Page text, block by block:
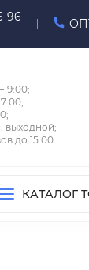
96
выходной;
до 15:00
КАТАЛОГ